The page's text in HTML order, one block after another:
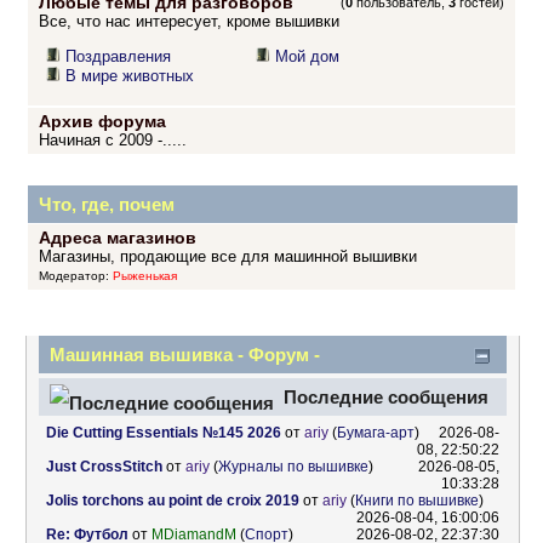
Все, что нас интересует, кроме вышивки
Поздравления
В мире животных
Мой дом
Архив форума
Начиная с 2009 -.....
Что, где, почем
Адреса магазинов
Магазины, продающие все для машинной вышивки
Модератор: Рыженькая
Машинная вышивка - Форум -
Информационный центр
Последние сообщения
Die Cutting Essentials №145 2026от ariy(Бумага-арт)
2026-08-
08, 22:50:22
Just CrossStitchот ariy(Журналы по вышивке)
2026-08-05,
10:33:28
Jolis torchons au point de croix 2019от ariy(Книги по вышивке)
2026-08-04, 16:00:06
Re: Футбол от MDiamandM (Спорт) 2026-08-02, 22:37:30